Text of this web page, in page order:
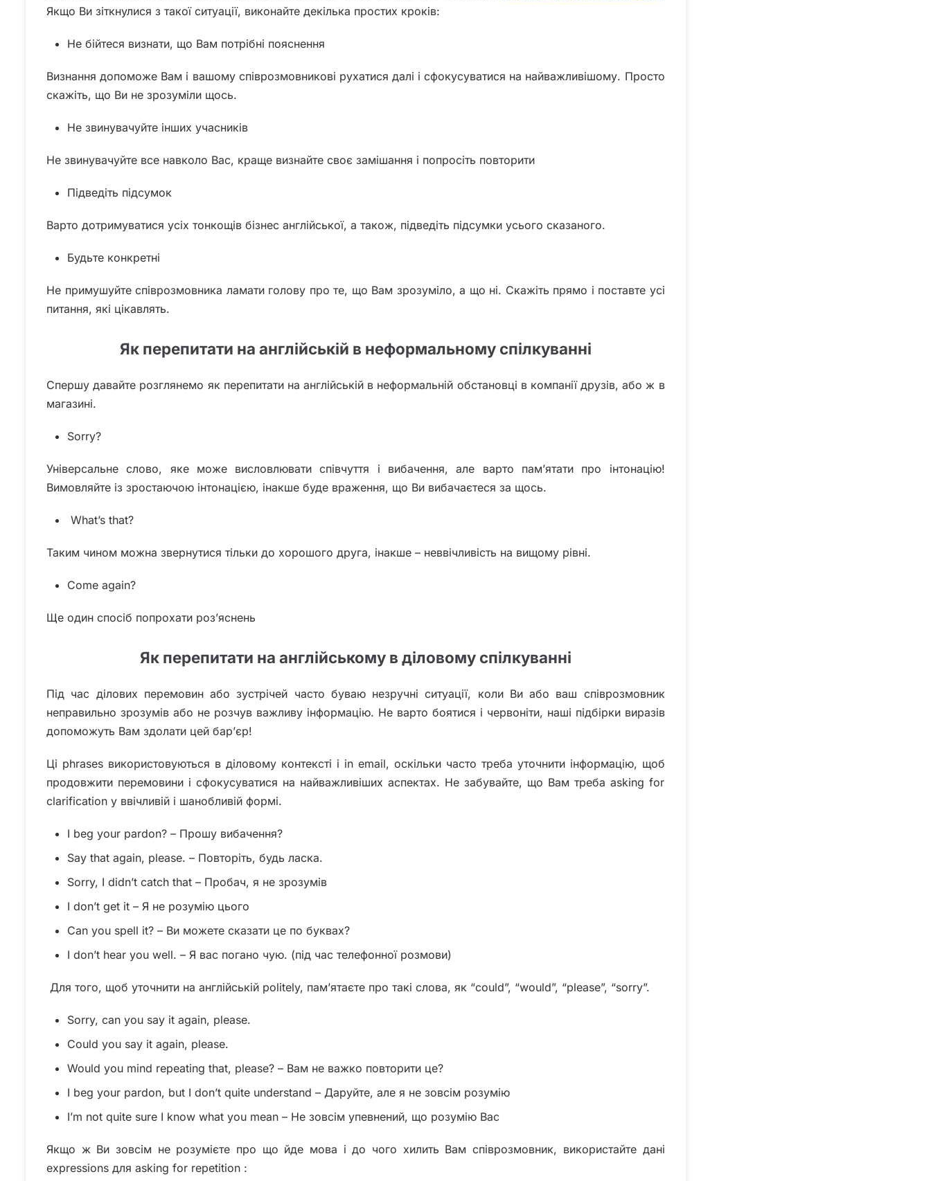
Якщо Ви зіткнулися з такої ситуації, виконайте декілька простих кроків:
Не бійтеся визнати, що Вам потрібні пояснення
Визнання допоможе Вам і вашому співрозмовникові рухатися далі і сфокусуватися на найважливішому. Просто
скажіть, що Ви не зрозуміли щось.
Не звинувачуйте інших учасників
Не звинувачуйте все навколо Вас, краще визнайте своє замішання і попросіть повторити
Підведіть підсумок
Варто дотримуватися усіх тонкощів бізнес англійської, а також, підведіть підсумки усього сказаного.
Будьте конкретні
Не примушуйте співрозмовника ламати голову про те, що Вам зрозуміло, а що ні. Скажіть прямо і поставте усі
питання, які цікавлять.
Як перепитати на англійській в неформальному спілкуванні
Спершу давайте розглянемо як перепитати на англійській в неформальній обстановці в компанії друзів, або ж в
магазині.
Sorry?
Універсальне слово, яке може висловлювати співчуття і вибачення, але варто пам’ятати про інтонацію!
Вимовляйте із зростаючою інтонацією, інакше буде враження, що Ви вибачаєтеся за щось.
What’s that?
Таким чином можна звернутися тільки до хорошого друга, інакше – неввічливість на вищому рівні.
Come again?
Ще один спосіб попрохати роз’яснень
Як перепитати на англійському в діловому спілкуванні
Під час ділових перемовин або зустрічей часто буваю незручні ситуації, коли Ви або ваш співрозмовник
неправильно зрозумів або не розчув важливу інформацію. Не варто боятися і червоніти, наші підбірки виразів
допоможуть Вам здолати цей бар’єр!
Ці phrases використовуються в діловому контексті і in email, оскільки часто треба уточнити інформацію, щоб
продовжити перемовини і сфокусуватися на найважливіших аспектах. Не забувайте, що Вам треба asking for
clarification у ввічливій і шанобливій формі.
I beg your pardon? – Прошу вибачення?
Say that again, please. – Повторіть, будь ласка.
Sorry, I didn’t catch that – Пробач, я не зрозумів
I don’t get it – Я не розумію цього
Can you spell it? – Ви можете сказати це по буквах?
I don’t hear you well. – Я вас погано чую. (під час телефонної розмови)
Для того, щоб уточнити на англійській politely, пам’ятаєте про такі слова, як “could”, “would”, “please”, “sorry”.
Sorry, can you say it again, please.
Could you say it again, please.
Would you mind repeating that, please? – Вам не важко повторити це?
I beg your pardon, but I don’t quite understand – Даруйте, але я не зовсім розумію
I’m not quite sure I know what you mean – Не зовсім упевнений, що розумію Вас
Якщо ж Ви зовсім не розумієте про що йде мова і до чого хилить Вам співрозмовник, використайте дані
expressions для asking for repetition :